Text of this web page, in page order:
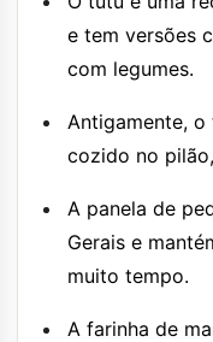
e tem versões
com legumes.
Antigamente,
cozido no
A panela de
Gerais e
muito tempo.
A farinha de